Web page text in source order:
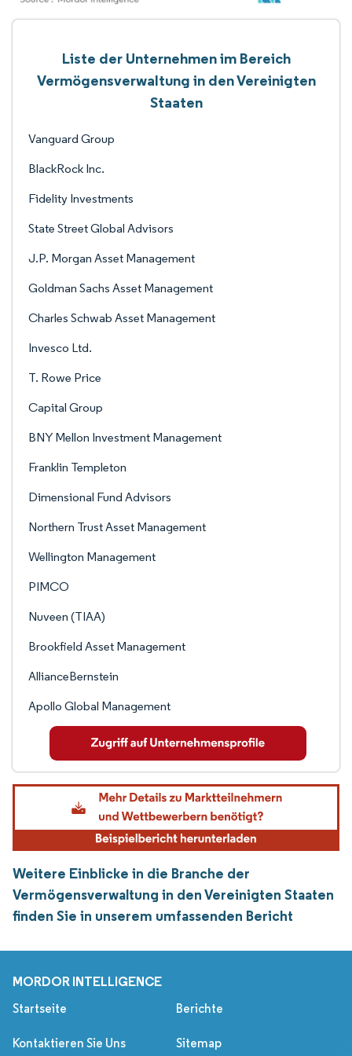
Liste der Unternehmen im Bereich
Vermögensverwaltung in den Vereinigten
Staaten
Vanguard Group
BlackRock Inc.
Fidelity Investments
State Street Global Advisors
J.P. Morgan Asset Management
Goldman Sachs Asset Management
Charles Schwab Asset Management
Invesco Ltd.
T. Rowe Price
Capital Group
BNY Mellon Investment Management
Franklin Templeton
Dimensional Fund Advisors
Northern Trust Asset Management
Wellington Management
PIMCO
Nuveen (TIAA)
Brookfield Asset Management
AllianceBernstein
Apollo Global Management
Weitere Einblicke in die Branche der
Vermögensverwaltung in den Vereinigten Staaten
finden Sie in unserem umfassenden Bericht
MORDOR INTELLIGENCE
Startseite Berichte
Kontaktieren Sie Uns Sitemap